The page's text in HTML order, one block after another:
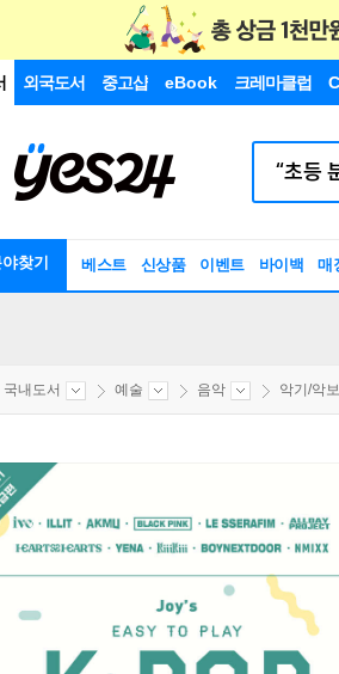
외국도서 중고샵 eBook 크레마클럽
찾기 베스트 신상품 이벤트 바이백 매
국내도서 예술 음악 악기/악